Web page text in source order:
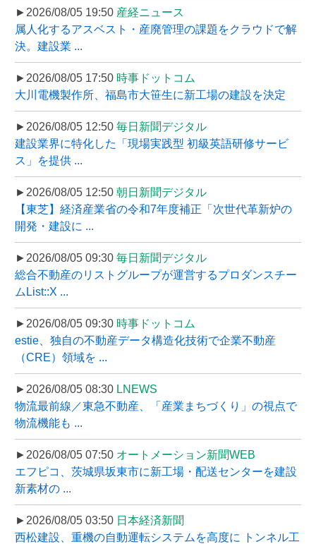
►2026/08/05 19:50 産経ニュース
属人化するアスベスト・産廃管理の課題をクラウドで解
決。建設業 ...
►2026/08/05 17:50 時事ドットコム
大川電機製作所、福島市大笹生に新工場の建設を決定
►2026/08/05 12:50 毎日新聞デジタル
建設業界に特化した「現場実践型 初級英語研修サービ
ス」を提供 ...
►2026/08/05 12:50 朝日新聞デジタル
【東芝】経済産業省の令和7年度補正「次世代革新炉の
開発・建設に ...
►2026/08/05 09:30 毎日新聞デジタル
総合不動産のリストグループが運営するプロダンスチー
ムList::X ...
►2026/08/05 09:30 時事ドットコム
estie、独自の不動産データ構造化技術で企業不動産
（CRE）領域を ...
►2026/08/05 08:30 LNEWS
物流最前線／東急不動産、「産業まちづくり」の視点で
物流機能も ...
►2026/08/05 07:50 オートメーション新聞WEB
エフピコ、茨城県坂東市に新工場・配送センターを建設
新素材の ...
►2026/08/05 03:50 日本経済新聞
西松建設、重機の自動運転システムを高度に トンネル工